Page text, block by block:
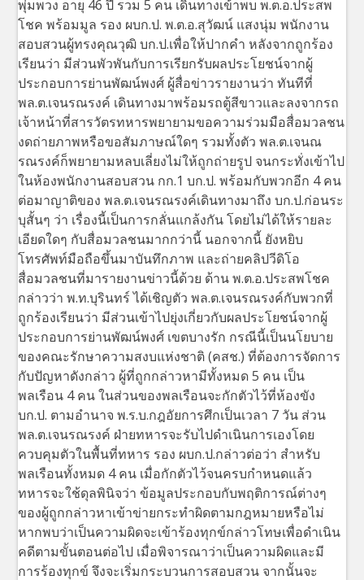
พุ่มพวง อายุ 46 ปี รวม 5 คน เดินทางเข้าพบ พ.ต.อ.ประสพ
โชค พร้อมมูล รอง ผบก.ป. พ.ต.อ.สุวัฒน์ แสงนุ่ม พนักงาน
สอบสวนผู้ทรงคุณวุฒิ บก.ป.เพื่อให้ปากคำ หลังจากถูกร้อง
เรียนว่า มีส่วนพัวพันกับการเรียกรับผลประโยชน์จากผู้
ประกอบการย่านพัฒน์พงศ์ ผู้สื่อข่าวรายงานว่า ทันทีที่
พล.ต.เจนรณรงค์ เดินทางมาพร้อมรถตู้สีขาวและลงจากรถ
เจ้าหน้าที่สารวัตรทหารพยายามขอความร่วมมือสื่อมวลชน
งดถ่ายภาพหรือขอสัมภาษณ์ใดๆ รวมทั้งตัว พล.ต.เจนณ
รณรงค์ก็พยายามหลบเลี่ยงไม่ให้ถูกถ่ายรูป จนกระทั่งเข้าไป
ในห้องพนักงานสอบสวน กก.1 บก.ป. พร้อมกับพวกอีก 4 คน
ต่อมาญาติของ พล.ต.เจนรณรงค์เดินทางมาถึง บก.ป.ก่อนระ
บุสั้นๆ ว่า เรื่องนี้เป็นการกลั่นแกล้งกัน โดยไม่ได้ให้รายละ
เอียดใดๆ กับสื่อมวลชนมากกว่านี้ นอกจากนี้ ยังหยิบ
โทรศัพท์มือถือขึ้นมาบันทึกภาพ และถ่ายคลิปวีดิโอ
สื่อมวลชนที่มารายงานข่าวนี้ด้วย ด้าน พ.ต.อ.ประสพโชค
กล่าวว่า พ.ท.บุรินทร์ ได้เชิญตัว พล.ต.เจนรณรงค์กับพวกที่
ถูกร้องเรียนว่า มีส่วนเข้าไปยุ่งเกี่ยวกับผลประโยชน์จากผู้
ประกอบการย่านพัฒน์พงศ์ เขตบางรัก กรณีนี้เป็นนโยบาย
ของคณะรักษาความสงบแห่งชาติ (คสช.) ที่ต้องการจัดการ
กับปัญหาดังกล่าว ผู้ที่ถูกกล่าวหามีทั้งหมด 5 คน เป็น
พลเรือน 4 คน ในส่วนของพลเรือนจะกักตัวไว้ที่ห้องขัง
บก.ป. ตามอำนาจ พ.ร.บ.กฎอัยการศึกเป็นเวลา 7 วัน ส่วน
พล.ต.เจนรณรงค์ ฝ่ายทหารจะรับไปดำเนินการเองโดย
ควบคุมตัวในพื้นที่ทหาร รอง ผบก.ป.กล่าวต่อว่า สำหรับ
พลเรือนทั้งหมด 4 คน เมื่อกักตัวไว้จนครบกำหนดแล้ว
ทหารจะใช้ดุลพินิจว่า ข้อมูลประกอบกับพฤติการณ์ต่างๆ
ของผู้ถูกกล่าวหาเข้าข่ายกระทำผิดตามกฎหมายหรือไม่
หากพบว่าเป็นความผิดจะเข้าร้องทุกข์กล่าวโทษเพื่อดำเนิน
คดีตามขั้นตอนต่อไป เมื่อพิจารณาว่าเป็นความผิดและมี
การร้องทุกข์ จึงจะเริ่มกระบวนการสอบสวน จากนั้นจะ